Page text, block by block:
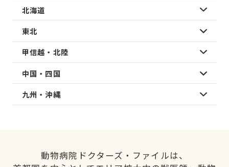
北海道
東北
甲信越・北陸
中国・四国
九州・沖縄
動物病院ドクターズ・ファイルは、